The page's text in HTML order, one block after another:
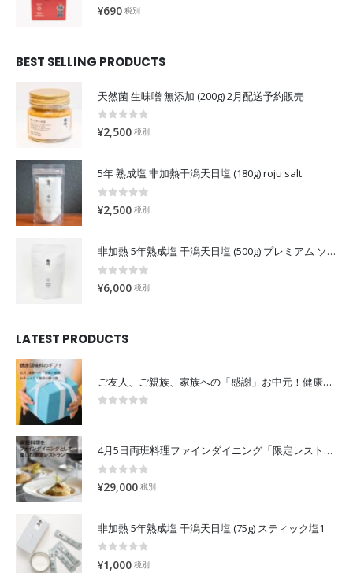
0 out of 5
¥690 税別
BEST SELLING PRODUCTS
天然菌 生味噌 無添加 (200g) 2月配送予約販売
0out of 5
¥2,500 税別
5年 熟成塩 非加熱干潟天日塩 (180g) roju salt
0out of 5
¥2,500 税別
非加熱 5年熟成塩 干潟天日塩 (500g) プレミアム ソルトロジュ「露珠」
0 out of 5
¥6,000 税別
LATEST PRODUCTS
ご友人、ご親族、家族への「感謝」お中元！健康調味料の贈り物を届ける。
4月5日両班料理ファインダイニング「限定レストラン」
¥29,000 税別
非加熱 5年熟成塩 干潟天日塩 (75g) スティック塩1
¥1,000 税別